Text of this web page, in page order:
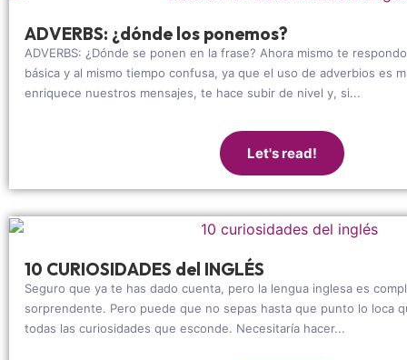
ADVERBS: ¿dónde los ponemos?
ADVERBS: ¿Dónde se ponen en la frase? Ahora mismo te
básica y al mismo tiempo confusa, ya que el uso de adverbios es
enriquece nuestros mensajes, te hace subir de nivel y, si...
Let's read!
10 CURIOSIDADES del INGLÉS
Seguro que ya te has dado cuenta, pero la lengua inglesa es
sorprendente. Pero puede que no sepas hasta que punto lo loca
todas las curiosidades que esconde. Necesitaría hacer...